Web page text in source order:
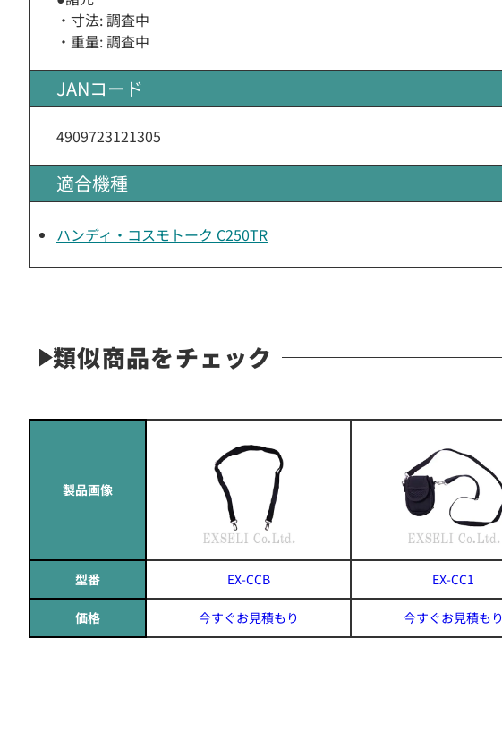
・寸法: 調査中
・重量: 調査中
JANコード
4909723121305
適合機種
ハンディ・コスモトーク C250TR
類似商品をチェック
製品画像
型番 EX-CCB EX-CC1
価格 今すぐお見積もり 今すぐお見積もり